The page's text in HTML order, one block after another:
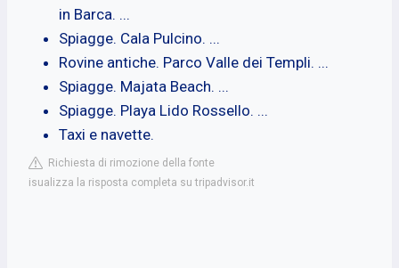
in Barca. ...
Spiagge. Cala Pulcino. ...
Rovine antiche. Parco Valle dei Templi. ...
Spiagge. Majata Beach. ...
Spiagge. Playa Lido Rossello. ...
Taxi e navette.
Richiesta di rimozione della fonte
isualizza la risposta completa su tripadvisor.it